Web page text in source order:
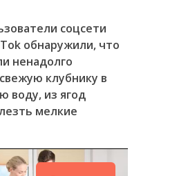
соцсети
обнаружили, что
ненадолго
клубнику в
воду, из ягод
мелкие